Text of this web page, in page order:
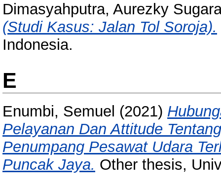
Dimasyahputra, Aurezky
(Studi Kasus: Jalan Tol Soroja).
Indonesia.
E
Enumbi, Semuel (2021)
Pelayanan Dan Attitude
Penumpang Pesawat Udara
Puncak Jaya. Other thesis,